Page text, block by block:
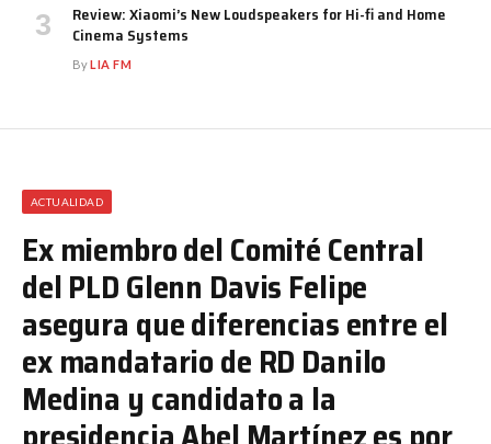
Review: Xiaomi’s New Loudspeakers for Hi-fi and Home
Cinema Systems
ByLIA FM
ACTUALIDAD
Ex miembro del Comité Central
del PLD Glenn Davis Felipe
asegura que diferencias entre el
ex mandatario de RD Danilo
Medina y candidato a la